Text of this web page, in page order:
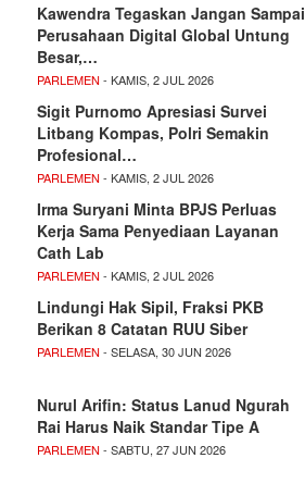
Kawendra Tegaskan Jangan Sampai
Perusahaan Digital Global Untung
Besar,…
PARLEMEN - KAMIS, 2 JUL 2026
Sigit Purnomo Apresiasi Survei
Litbang Kompas, Polri Semakin
Profesional…
PARLEMEN - KAMIS, 2 JUL 2026
Irma Suryani Minta BPJS Perluas
Kerja Sama Penyediaan Layanan
Cath Lab
PARLEMEN - KAMIS, 2 JUL 2026
Lindungi Hak Sipil, Fraksi PKB
Berikan 8 Catatan RUU Siber
PARLEMEN - SELASA, 30 JUN 2026
Nurul Arifin: Status Lanud Ngurah
Rai Harus Naik Standar Tipe A
PARLEMEN - SABTU, 27 JUN 2026